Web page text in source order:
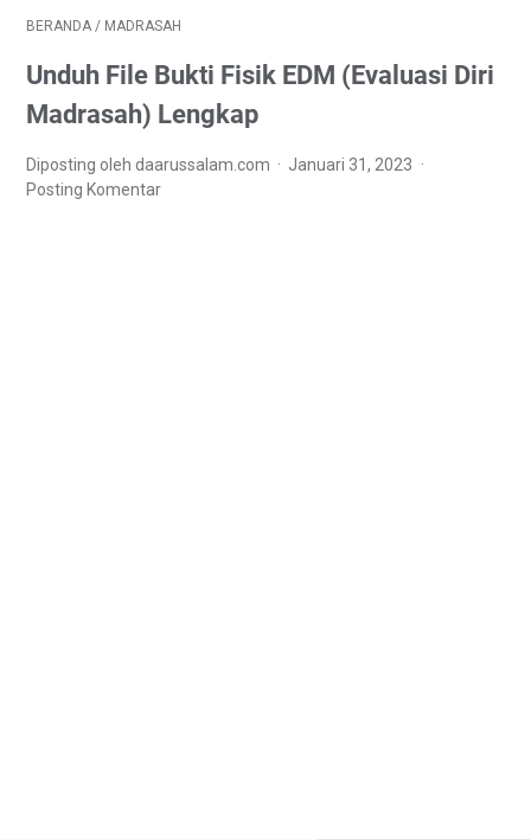
BERANDA / MADRASAH
Unduh File Bukti Fisik EDM (Evaluasi Diri
Madrasah) Lengkap
Diposting oleh daarussalam.com
Januari 31, 2023
Posting Komentar